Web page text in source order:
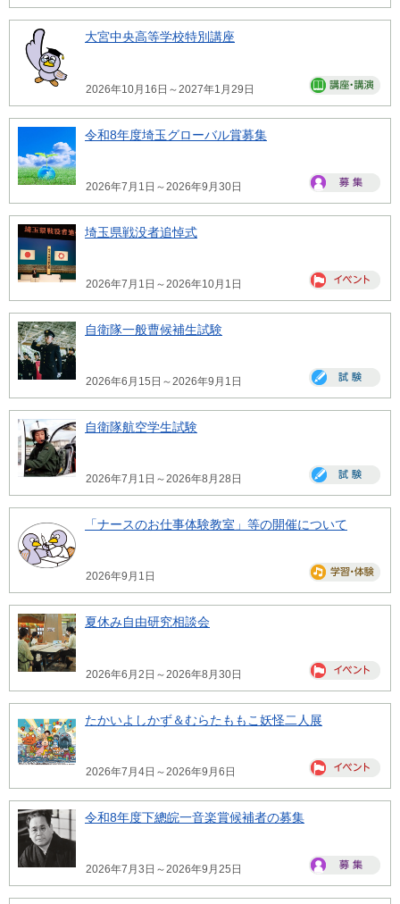
大宮中央高等学校特別講座
2026年10月16日～2027年1月29日
令和8年度埼玉グローバル賞募集
2026年7月1日～2026年9月30日
埼玉県戦没者追悼式
2026年7月1日～2026年10月1日
自衛隊一般曹候補生試験
2026年6月15日～2026年9月1日
自衛隊航空学生試験
2026年7月1日～2026年8月28日
「ナースのお仕事体験教室」等の開催について
2026年9月1日
夏休み自由研究相談会
2026年6月2日～2026年8月30日
たかいよしかず＆むらたももこ妖怪二人展
2026年7月4日～2026年9月6日
令和8年度下總皖一音楽賞候補者の募集
2026年7月3日～2026年9月25日